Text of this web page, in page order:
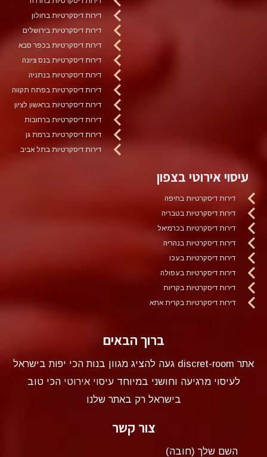
דירות דיסקרטיות בחולון
דירות דיסקרטיות בירושלים
דירות דיסקרטיות בכפר סבא
דירות דיסקרטיות בנס ציונה
דירות דיסקרטיות בנתניה
דירות דיסקרטיות בפתח תקווה
דירות דיסקרטיות בראשון לציון
דירות דיסקרטיות ברחובות
דירות דיסקרטיות ברמת גן
דירות דיסקרטיות בתל אביב
עיסוי אירוטי בצפון
דירות דיסקרטיות בחיפה
דירות דיסקרטיות בטבריה
דירות דיסקרטיות בכרמיאל
דירות דיסקרטיות בנהריה
דירות דיסקרטיות בעכו
דירות דיסקרטיות בעפולה
דירות דיסקרטיות בקריות
דירות דיסקרטיות בקרית אתא
ברוך הבאים
אתר discret-room געה להציג מגוון בנות הכי יפות בישראל
לעיסוי מרגיעה וחושני במיוחדעיסוי אירוטי הכי טוב
בישראל רק באתר שלנו
צור קשר
השם שלך (חובה)